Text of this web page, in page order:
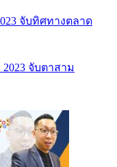
จับทิศทางตลาด
จับตาสาม